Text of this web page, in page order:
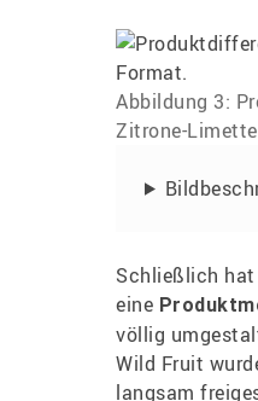
Abbildung 3:
Zitrone-Limette
Schließlich hat
eine
völlig
Wild Fruit
langsam